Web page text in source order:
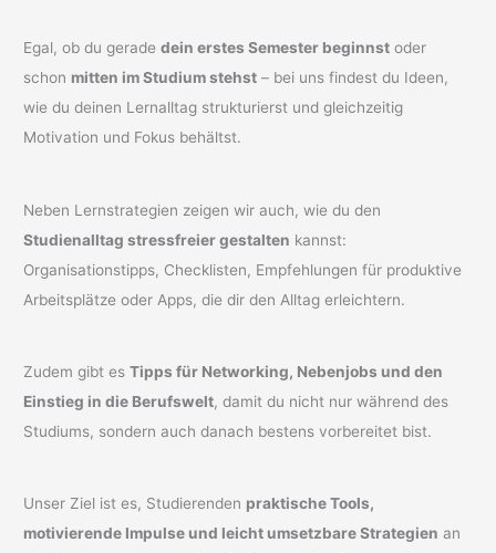
Egal, ob du geradedein erstes Semester beginnst oder
schon mitten im Studium stehst – bei uns findest du Ideen,
wie du deinen Lernalltag strukturierst und gleichzeitig
Motivation und Fokus behältst.
Neben Lernstrategien zeigen wir auch, wie du den
Studienalltag stressfreier gestalten kannst:
Organisationstipps, Checklisten, Empfehlungen für produktive
Arbeitsplätze oder Apps, die dir den Alltag erleichtern.
Zudem gibt esTipps für Networking, Nebenjobs und den
Einstieg in die Berufswelt, damit du nicht nur während des
Studiums, sondern auch danach bestens vorbereitet bist.
Unser Ziel ist es, Studierenden praktische Tools,
motivierende Impulse und leicht umsetzbare Strategien an